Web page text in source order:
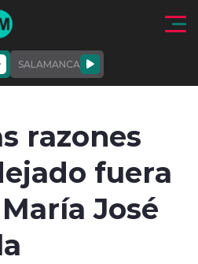
al contenido
SALAMANCA
razones
fuera
José